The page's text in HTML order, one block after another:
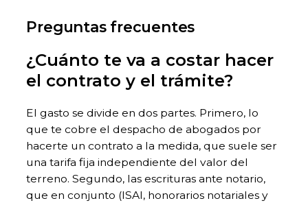
Preguntas frecuentes
¿Cuánto te va a costar hacer
el contrato y el trámite?
El gasto se divide en dos partes. Primero, lo
que te cobre el despacho de abogados por
hacerte un contrato a la medida, que suele ser
una tarifa fija independiente del valor del
terreno. Segundo, las escrituras ante notario,
que en conjunto (ISAI, honorarios notariales y